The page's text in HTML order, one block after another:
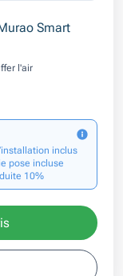
Smart
l'air
inclus
pose incluse
10%